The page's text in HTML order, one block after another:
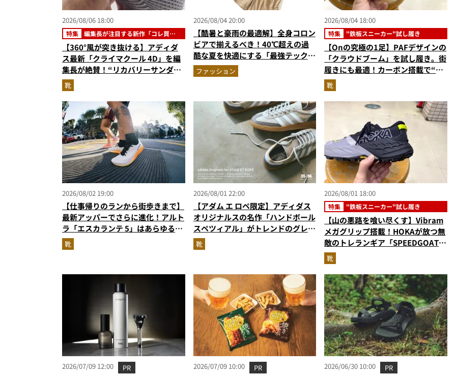
2026/08/06 18:00
特集
編集長が注目する新作「コレ買い
です」
【360°風が突き抜ける】アディダ
ス最新「クライマクール 4D」を編
集長が絶賛！“リカバリーサンダル
級に快適”な3Dプリントスニーカー
『コレ買いです』Vol.173
靴
2026/08/04 20:00
【酷暑と豪雨の最適解】全身コロン
ビアで揃えるべき！40℃超えの過
酷な夏を快適にする「最強テックウ
エア」セットアップ
ファッション
2026/08/04 18:00
特集 "鉄板スニーカー"試し履き
【Onの究極の1足】PAFデザインの
「クラウドブーム」を試し履き。街
履きにも最適！カーボン搭載で“走
れるハイテク靴”の最高峰
靴
2026/08/02 19:00
【仕事帰りのランから街歩きまで】
最新アッパーでさらに進化！アルト
ラ「エスカランテ 5」はあらゆるシ
ーンに寄り添う大人の相棒だ
靴
2026/08/01 22:00
【アダム エ ロペ限定】アディダス
オリジナルスの名作「ハンドボール
スペツィアル」がトレンドのグレー
に！
靴
2026/08/01 18:00
特集 "鉄板スニーカー"試し履き
【山の悪路を喰い尽くす】Vibram
メガグリップ搭載！HOKAが放つ無
敵のトレランギア「SPEEDGOAT
7」をエディターが試し履き
靴
2026/07/09 12:00 PR 2026/07/09 10:00 PR 2026/06/30 10:00 PR